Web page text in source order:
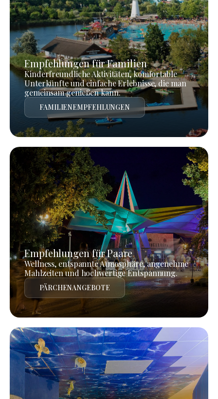
Empfehlungen für Familien
Kinderfreundliche Aktivitäten, komfortable
Unterkünfte und einfache Erlebnisse, die man
gemeinsam genießen kann.
FAMILIENEMPFEHLUNGEN
Empfehlungen für Paare
Wellness, entspannte Atmosphäre, angenehme
Mahlzeiten und hochwertige Entspannung.
PÄRCHENANGEBOTE